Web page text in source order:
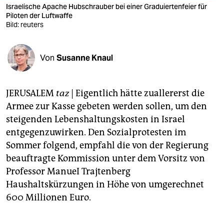
veranstaltungen
shop
fragen & hilfe
unterstützen
genossenschaft
epaper login
Israelische Apache Hubschrauber bei einer Graduiertenfeier für
Piloten der Luftwaffe
Bild: reuters
Von Susanne Knaul
JERUSALEM taz| Eigentlich hätte zuallererst die
Armee zur Kasse gebeten werden sollen, um den
steigenden Lebenshaltungskosten in Israel
entgegenzuwirken. Den Sozialprotesten im
Sommer folgend, empfahl die von der Regierung
beauftragte Kommission unter dem Vorsitz von
Professor ManueI Trajtenberg
Haushaltskürzungen in Höhe von umgerechnet
600 Millionen Euro.